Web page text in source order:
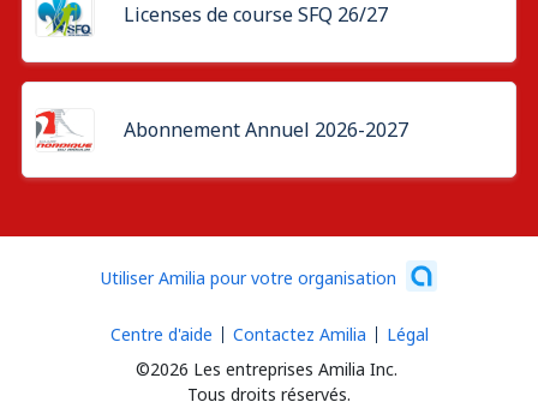
Licenses de course SFQ 26/27
Abonnement Annuel 2026-2027
Utiliser Amilia pour votre organisation
©2026 Les entreprises Amilia Inc.
Tous droits réservés.
Centre d'aide Contactez Amilia Légal